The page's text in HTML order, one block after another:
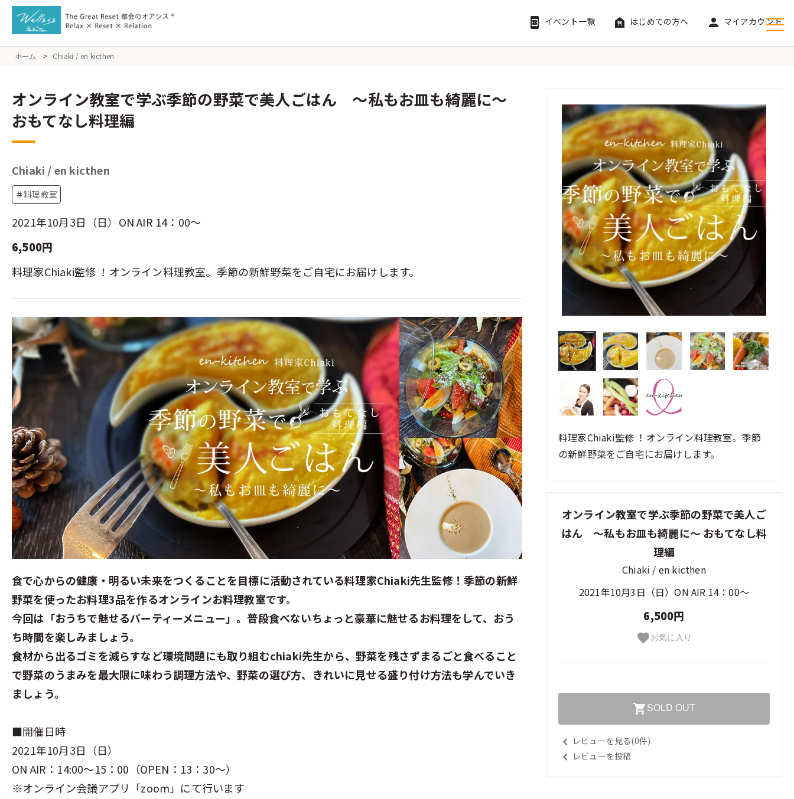
book_online イベント一覧 food_bank はじめての方へ person マイアカウント
ホーム > Chiaki / en kicthen
料理家Chiaki監修 ！オンライン料理教室。季節
の新鮮野菜をご自宅にお届けします。
オンライン教室で学ぶ季節の野菜で美人ご
はん ～私もお皿も綺麗に～ おもてなし料
理編
Chiaki / en kicthen
2021年10月3日（日）ON AIR 14：00～
6,500円
favoriteお気に入り
shopping_cartSOLD OUT
keyboard_arrow_left レビューを見る(0件)
keyboard_arrow_left レビューを投稿
オンライン教室で学ぶ季節の野菜で美人ごはん ～私もお皿も綺麗に～
おもてなし料理編
Chiaki / en kicthen
＃料理教室
2021年10月3日（日）ON AIR 14：00～
6,500円
料理家Chiaki監修 ！オンライン料理教室。季節の新鮮野菜をご自宅にお届けします。
食で心からの健康・明るい未来をつくることを目標に活動されている料理家Chiaki先生監修！季節の新鮮
野菜を使ったお料理3品を作るオンラインお料理教室です。
今回は「おうちで魅せるパーティーメニュー」。普段食べないちょっと豪華に魅せるお料理をして、おう
ち時間を楽しみましょう。
食材から出るゴミを減らすなど環境問題にも取り組むchiaki先生から、野菜を残さずまるごと食べること
で野菜のうまみを最大限に味わう調理方法や、野菜の選び方、きれいに見せる盛り付け方法も学んでいき
ましょう。
■開催日時
2021年10月3日（日）
ON AIR：14:00～15：00（OPEN：13：30～）
※オンライン会議アプリ「zoom」にて行います